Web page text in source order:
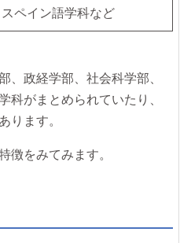
ペイン語学科など
、政経学部、社会科学部、
科がまとめられていたり、
ります。
徴をみてみます。